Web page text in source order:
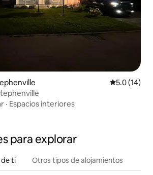
Calificación
5.0 (14)
· Espacios interiores
para explorar
de ti Otros tipos de alojamientos